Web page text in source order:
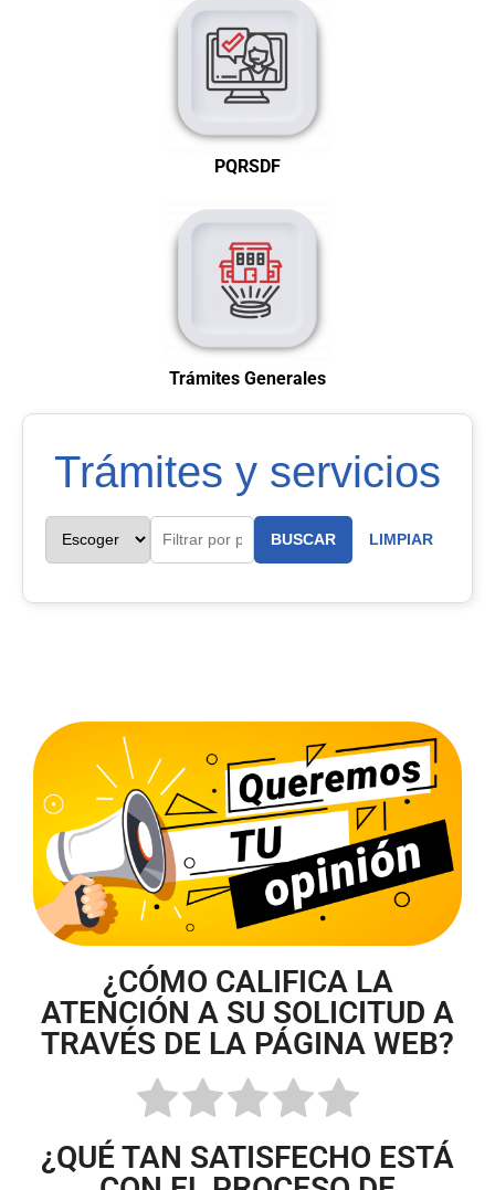
PQRSDF
Trámites Generales
Trámites y servicios
BUSCAR LIMPIAR
¿CÓMO CALIFICA LA
ATENCIÓN A SU SOLICITUD A
TRAVÉS DE LA PÁGINA WEB?
¿QUÉ TAN SATISFECHO ESTÁ